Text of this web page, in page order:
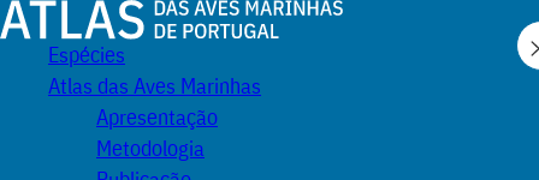
Atlas
Espécies
Atlas das Aves Marinhas
Apresentação
Metodologia